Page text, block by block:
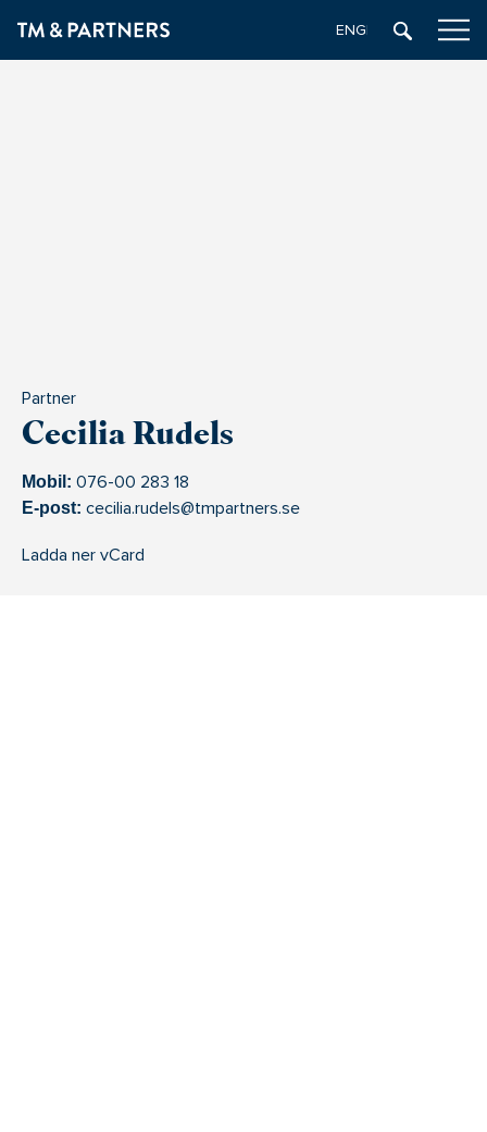
ENGELSKA
Partner
Cecilia Rudels
Mobil: 076-00 283 18
E-post: cecilia.rudels@tmpartners.se
Ladda ner vCard